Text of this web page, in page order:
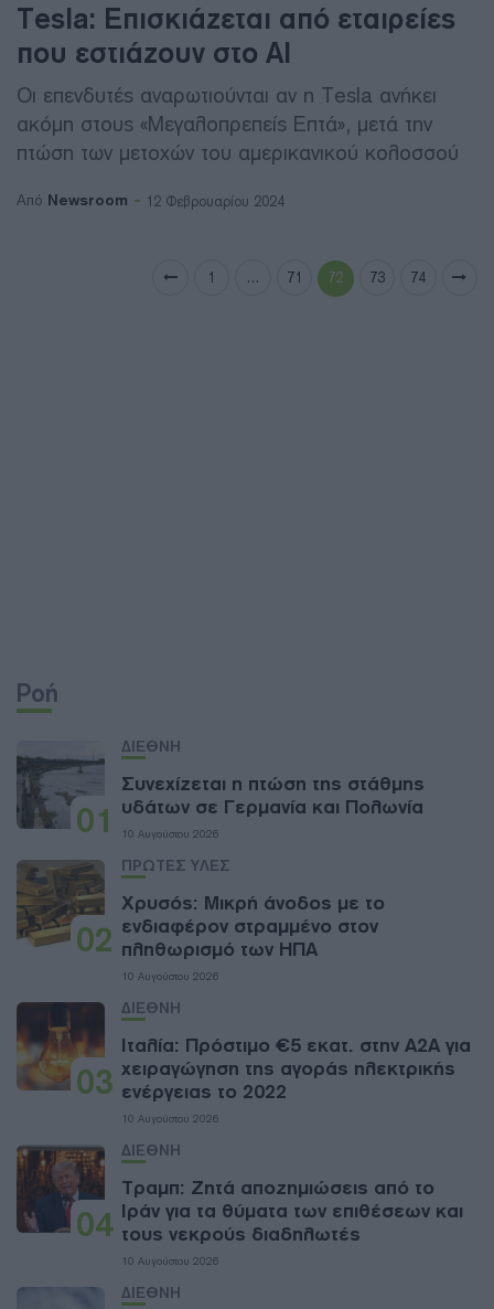
Tesla: Επισκιάζεται από εταιρείες
που εστιάζουν στο AI
Οι επενδυτές αναρωτιούνται αν η Tesla ανήκει
ακόμη στους «Μεγαλοπρεπείς Επτά», μετά την
πτώση των μετοχών του αμερικανικού κολοσσού
Από Newsroom 12 Φεβρουαρίου 2024
1 … 71 72 73 74
Ροή
01
ΔΙΕΘΝΗ
Συνεχίζεται η πτώση της στάθμης
υδάτων σε Γερμανία και Πολωνία
10 Αυγούστου 2026
02
ΠΡΩΤΕΣ ΥΛΕΣ
Χρυσός: Μικρή άνοδος με το
ενδιαφέρον στραμμένο στον
πληθωρισμό των ΗΠΑ
10 Αυγούστου 2026
03
ΔΙΕΘΝΗ
Ιταλία: Πρόστιμο €5 εκατ. στην A2A για
χειραγώγηση της αγοράς ηλεκτρικής
ενέργειας το 2022
10 Αυγούστου 2026
04
ΔΙΕΘΝΗ
Τραμπ: Ζητά αποζημιώσεις από το
Ιράν για τα θύματα των επιθέσεων και
τους νεκρούς διαδηλωτές
10 Αυγούστου 2026
ΔΙΕΘΝΗ